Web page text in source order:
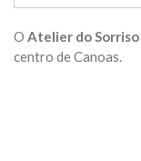
O Atelier do Sorriso
centro de Canoas.